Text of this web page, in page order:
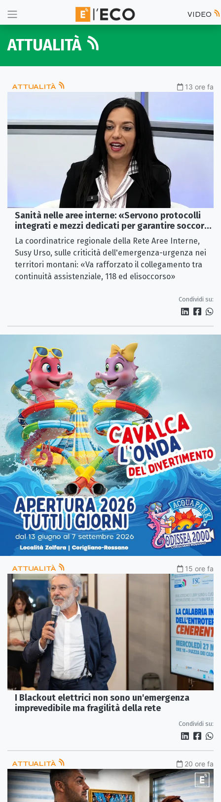
VIDEO
ATTUALITÀ
ATTUALITÀ 13 ore fa
Sanità nelle aree interne: «Servono protocolli
integrati e mezzi dedicati per garantire soccorsi
tempestivi»
La coordinatrice regionale della Rete Aree Interne,
Susy Urso, sulle criticità dell'emergenza-urgenza nei
territori montani: «Va rafforzato il collegamento tra
continuità assistenziale, 118 ed elisoccorso»
Condividi su:
ATTUALITÀ 15 ore fa
I Blackout elettrici non sono un'emergenza
imprevedibile ma fragilità della rete
Condividi su:
ATTUALITÀ 20 ore fa